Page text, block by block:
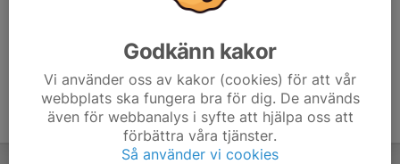
Godkänn kakor
Vi använder oss av kakor (cookies) för att vår
webbplats ska fungera bra för dig. De används
även för webbanalys i syfte att hjälpa oss att
förbättra våra tjänster.
Så använder vi cookies